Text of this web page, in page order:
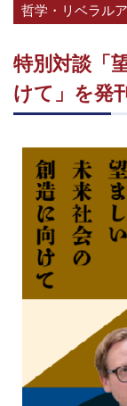
哲学・リベラル
特別対談「
けて」を発